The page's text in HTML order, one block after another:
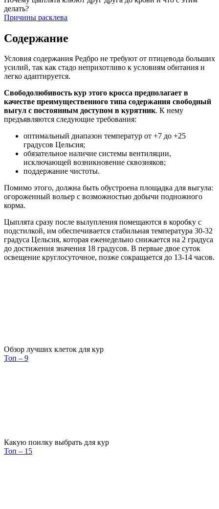
делать?
Причины расклева
Содержание
Условия содержания Редбро не требуют от птицевода больших
усилий, так как стадо неприхотливо к условиям обитания и
легко адаптируется.
Свободолюбивость кур этого кросса предполагает в
качестве преимущественного типа содержания свободный
выгул с постоянным доступом в курятник. К нему
предъявляются следующие требования:
оптимальный диапазон температур от +7 до +25
градусов Цельсия;
обязательное наличие системы вентиляции,
исключающей возникновение сквозняков;
поддержание чистоты.
Помимо этого, должна быть обустроена площадка для выгула:
огороженный вольер с возможностью добычи подножного
корма.
Цыплята сразу после вылупления помещаются в коробку с
подстилкой, им обеспечивается стабильная температура 30-32
градуса Цельсия, которая еженедельно снижается на 2 градуса
до достижения значения 18 градусов. В первые двое суток
освещение круглосуточное, позже сокращается до 13-14 часов.
Обзор лучших клеток для кур
Топ – 9
Какую поилку выбрать для кур
Топ – 15